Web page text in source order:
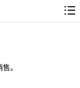
。